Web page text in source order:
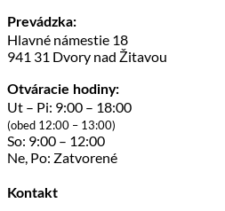
Prevádzka:
Hlavné námestie 18
941 31 Dvory nad Žitavou
Otváracie hodiny:
Ut – Pi: 9:00 – 18:00
(obed 12:00 – 13:00)
So: 9:00 – 12:00
Ne, Po: Zatvorené
Kontakt